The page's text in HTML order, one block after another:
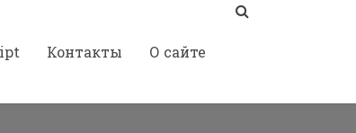
Контакты О сайте